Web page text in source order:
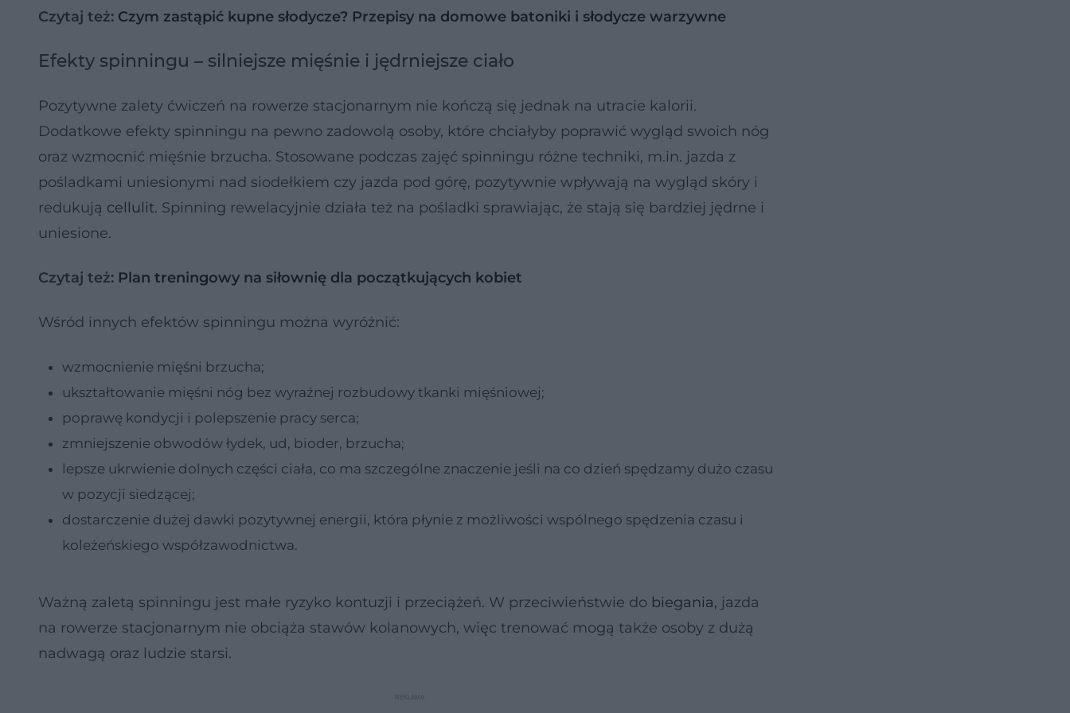
Czytaj też: Czym zastąpić kupne słodycze? Przepisy na domowe batoniki i słodycze warzywne
Efekty spinningu – silniejsze mięśnie i jędrniejsze ciało
Pozytywne zalety ćwiczeń na rowerze stacjonarnym nie kończą się jednak na utracie kalorii.
Dodatkowe efekty spinningu na pewno zadowolą osoby, które chciałyby poprawić wygląd swoich nóg
oraz wzmocnić mięśnie brzucha. Stosowane podczas zajęć spinningu różne techniki, m.in. jazda z
pośladkami uniesionymi nad siodełkiem czy jazda pod górę, pozytywnie wpływają na wygląd skóry i
redukują cellulit. Spinning rewelacyjnie działa też na pośladki sprawiając, że stają się bardziej jędrne i
uniesione.
Czytaj też: Plan treningowy na siłownię dla początkujących kobiet
Wśród innych efektów spinningu można wyróżnić:
wzmocnienie mięśni brzucha;
ukształtowanie mięśni nóg bez wyraźnej rozbudowy tkanki mięśniowej;
poprawę kondycji i polepszenie pracy serca;
zmniejszenie obwodów łydek, ud, bioder, brzucha;
lepsze ukrwienie dolnych części ciała, co ma szczególne znaczenie jeśli na co dzień spędzamy dużo czasu
w pozycji siedzącej;
dostarczenie dużej dawki pozytywnej energii, która płynie z możliwości wspólnego spędzenia czasu i
koleżeńskiego współzawodnictwa.
Ważną zaletą spinningu jest małe ryzyko kontuzji i przeciążeń. W przeciwieństwie do biegania, jazda
na rowerze stacjonarnym nie obciąża stawów kolanowych, więc trenować mogą także osoby z dużą
nadwagą oraz ludzie starsi.